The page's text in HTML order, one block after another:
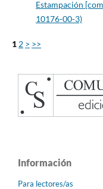
Estampación
10176-00-3)
1 2 > >>
Información
Para lectores/as